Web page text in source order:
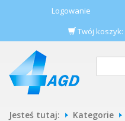
Logowanie
Twój koszyk:
Jesteś tutaj: Kategorie